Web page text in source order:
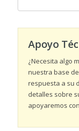
Apoyo
¿Necesita algo
nuestra base
respuesta a su
detalles sobre
apoyaremos